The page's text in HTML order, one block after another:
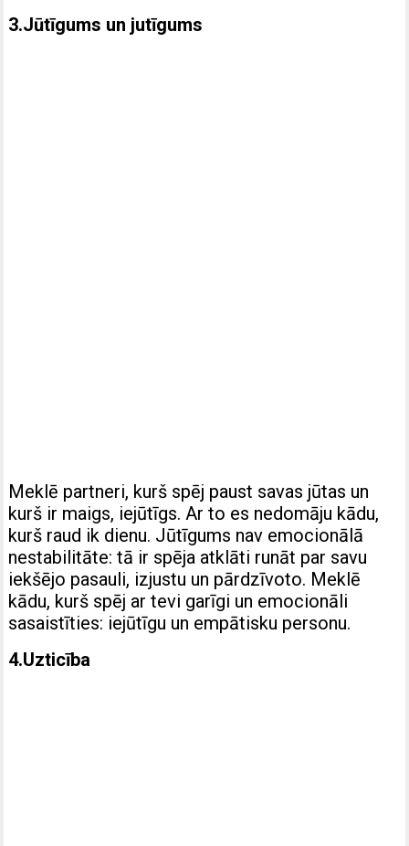
3.Jūtīgums un jutīgums
Meklē partneri, kurš spēj paust savas jūtas un
kurš ir maigs, iejūtīgs. Ar to es nedomāju kādu,
kurš raud ik dienu. Jūtīgums nav emocionālā
nestabilitāte: tā ir spēja atklāti runāt par savu
iekšējo pasauli, izjustu un pārdzīvoto. Meklē
kādu, kurš spēj ar tevi garīgi un emocionāli
sasaistīties: iejūtīgu un empātisku personu.
4.Uzticība